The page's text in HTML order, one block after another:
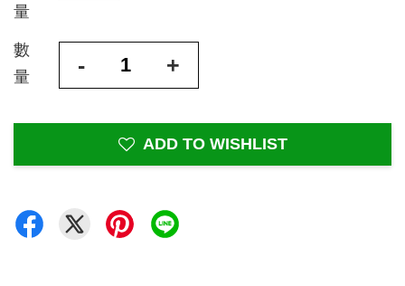
量
數
量
- +
ADD TO WISHLIST